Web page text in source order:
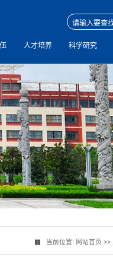
人才培养 科学研究
当前位置: 网站首页 >>